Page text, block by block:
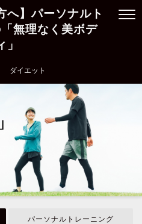
へ】パーソナルト
無理なく美ボデ
」
ダイエット
パーソナルトレーニング